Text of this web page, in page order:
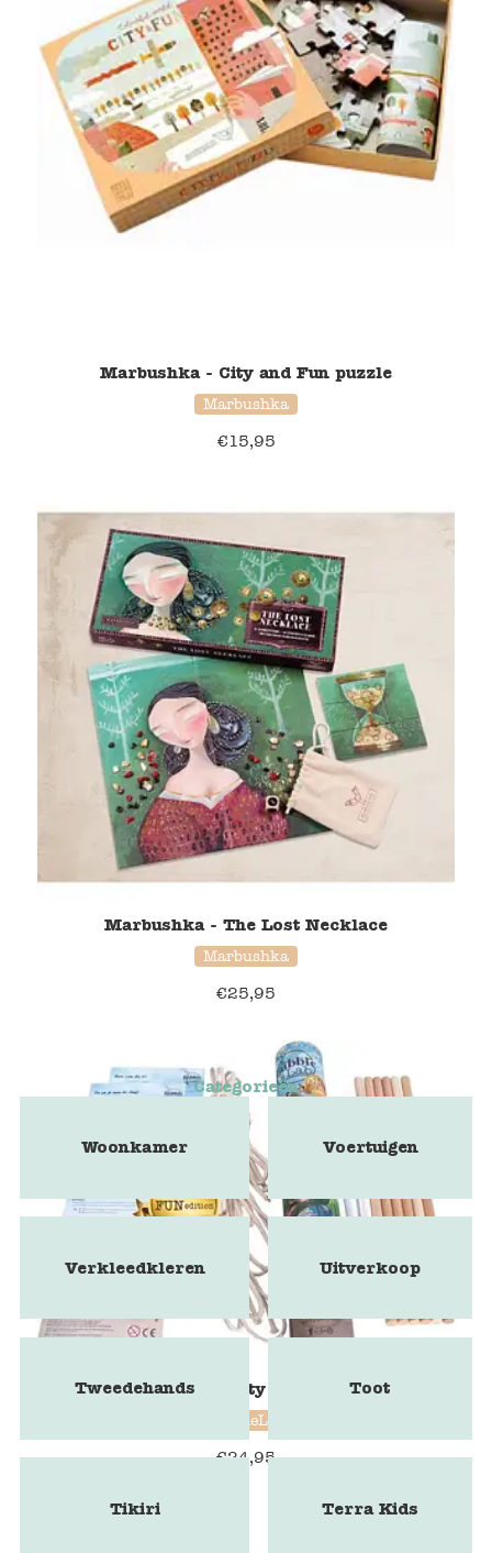
Marbushka - City and Fun puzzle
Marbushka
€15,95
Marbushka - The Lost Necklace
Marbushka
€25,95
BubbleLab Party Fun edition
BubbleLab
€24,95
Categorieën
Woonkamer Voertuigen
Verkleedkleren Uitverkoop
Tweedehands Toot
Tikiri Terra Kids